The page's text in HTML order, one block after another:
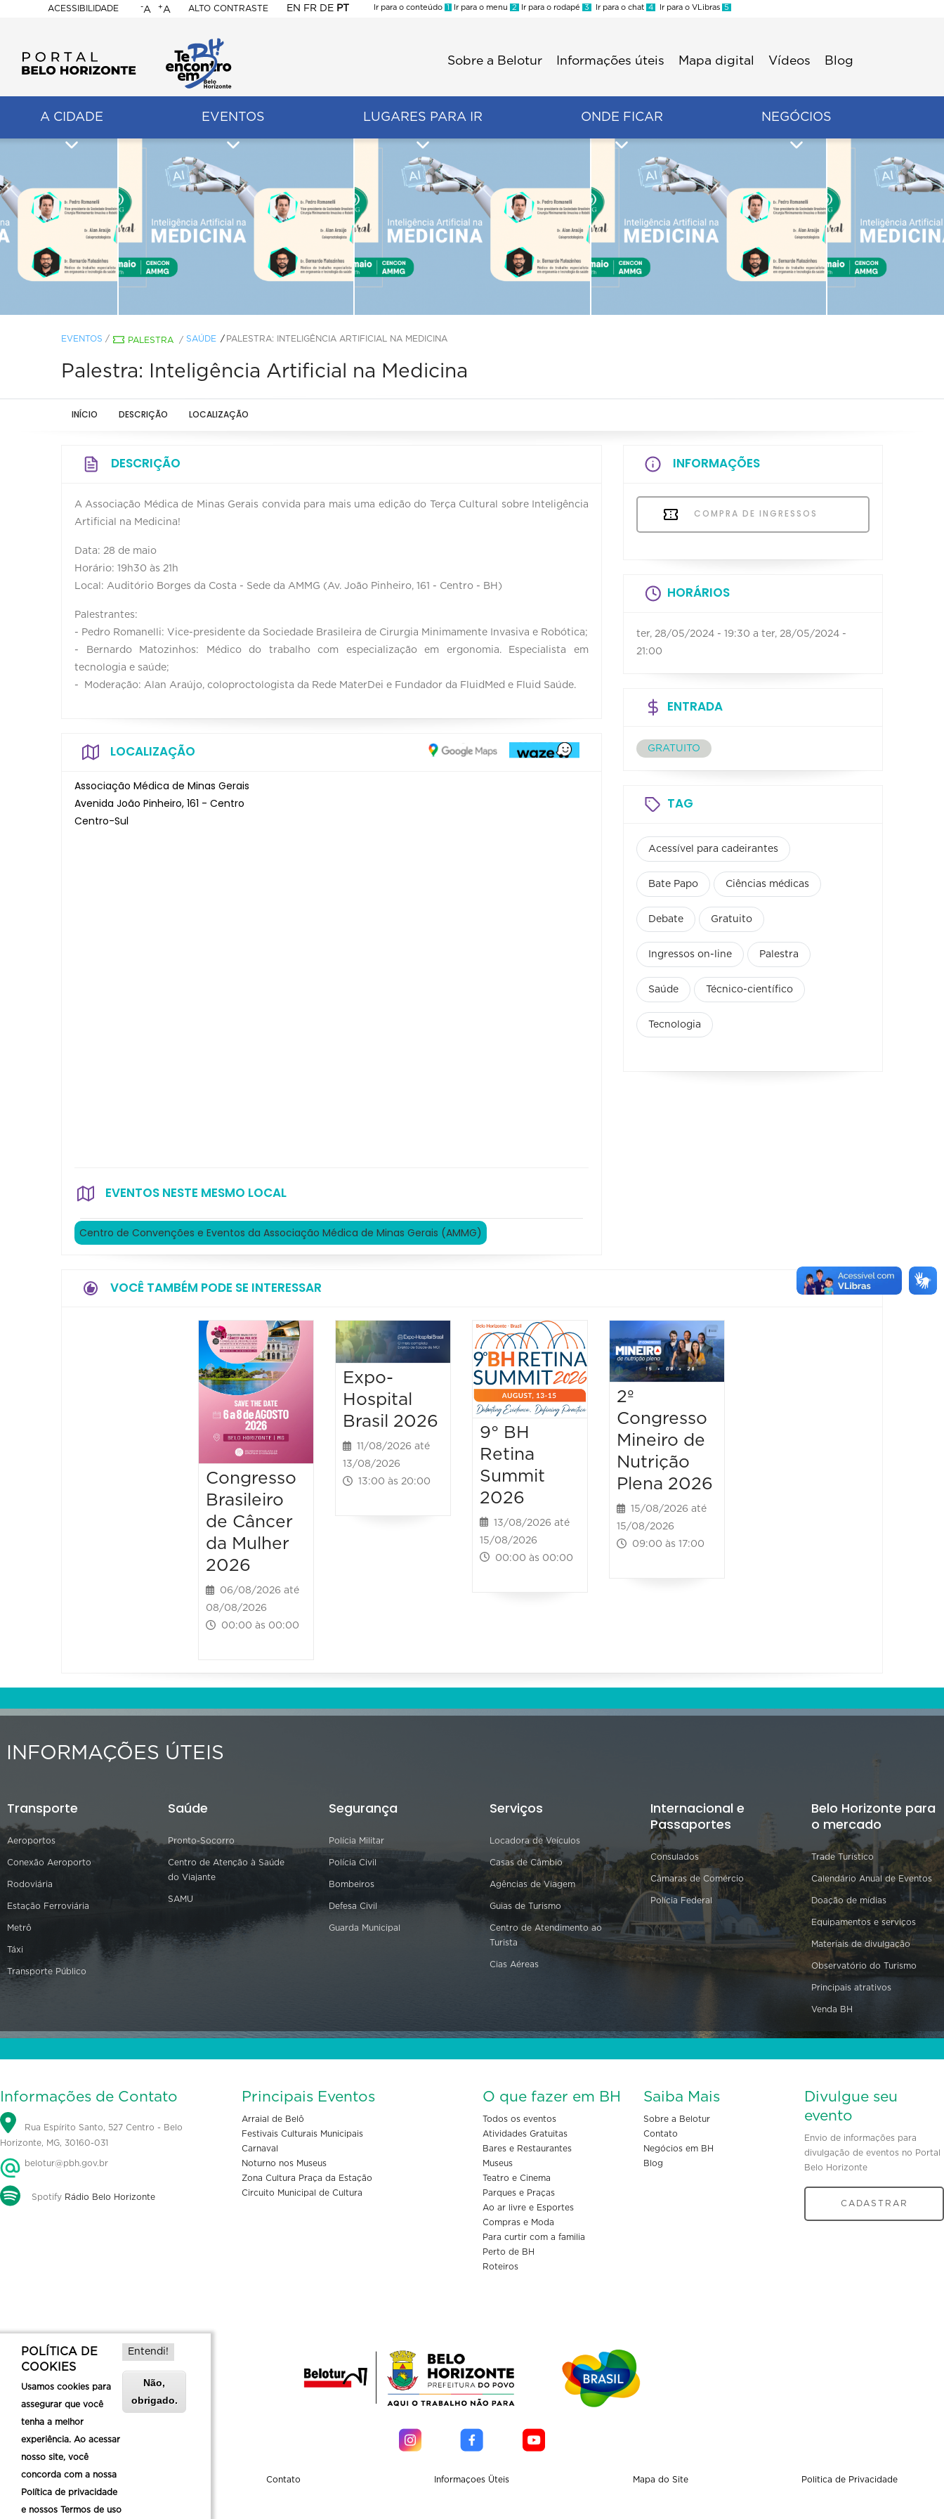
ACESSIBILIDADE
BELO
HORIZONTE
-A +A ALTO CONTRASTE EN FR DE PT
Ir para o conteúdo 1 Ir para o menu 2 Ir para o rodapé 3 Ir para o chat 4 Ir para o VLibras 5
Sobre a Belotur Informações úteis Mapa digital Vídeos Blog
A CIDADE EVENTOS LUGARES PARA IR ONDE FICAR NEGÓCIOS
EVENTOS / PALESTRA / SAÚDE PALESTRA: INTELIGÊNCIA ARTIFICIAL NA MEDICINA
Palestra: Inteligência Artificial na Medicina
INÍCIO DESCRIÇÃO LOCALIZAÇÃO
DESCRIÇÃO
A Associação Médica de Minas Gerais convida para mais uma edição do Terça Cultural sobre Inteligência
Artificial na Medicina!
Data: 28 de maio
Horário: 19h30 às 21h
Local: Auditório Borges da Costa - Sede da AMMG (Av. João Pinheiro, 161 - Centro - BH)
Palestrantes:
- Pedro Romanelli: Vice-presidente da Sociedade Brasileira de Cirurgia Minimamente Invasiva e Robótica;
- Bernardo Matozinhos: Médico do trabalho com especialização em ergonomia. Especialista em
tecnologia e saúde;
- Moderação: Alan Araújo, coloproctologista da Rede MaterDei e Fundador da FluidMed e Fluid Saúde.
LOCALIZAÇÃO
Associação Médica de Minas Gerais
Avenida João Pinheiro, 161 - Centro
Centro-Sul
EVENTOS NESTE MESMO LOCAL
Centro de Convenções e Eventos da Associação Médica de Minas Gerais (AMMG)
INFORMAÇÕES
COMPRA DE INGRESSOS
HORÁRIOS
ter, 28/05/2024 - 19:30 a ter, 28/05/2024 -
21:00
ENTRADA
GRATUITO
TAG
Acessível para cadeirantes
Bate Papo Ciências médicas
Debate Gratuito
Ingressos on-line Palestra
Saúde Técnico-científico
Tecnologia
VOCÊ TAMBÉM PODE SE INTERESSAR
Congresso
Brasileiro
de Câncer
da Mulher
2026
06/08/2026 até
08/08/2026
00:00 às 00:00
Expo-
Hospital
Brasil 2026
11/08/2026 até
13/08/2026
13:00 às 20:00
9° BH
Retina
Summit
2026
13/08/2026 até
15/08/2026
00:00 às 00:00
2º
Congresso
Mineiro de
Nutrição
Plena 2026
15/08/2026 até
15/08/2026
09:00 às 17:00
INFORMAÇÕES ÚTEIS
Transporte
Aeroportos
Conexão Aeroporto
Rodoviária
Estação Ferroviária
Metrô
Táxi
Transporte Público
Saúde
Pronto-Socorro
Centro de Atenção à Saúde
do Viajante
SAMU
Segurança
Polícia Militar
Polícia Civil
Bombeiros
Defesa Civil
Guarda Municipal
Serviços
Locadora de Veículos
Casas de Câmbio
Agências de Viagem
Guias de Turismo
Centro de Atendimento ao
Turista
Cias Aéreas
Internacional e
Passaportes
Consulados
Câmaras de Comércio
Polícia Federal
Belo Horizonte para
o mercado
Trade Turístico
Calendário Anual de Eventos
Doação de mídias
Equipamentos e serviços
Materiais de divulgação
Observatório do Turismo
Principais atrativos
Venda BH
Informações de Contato
Rua Espírito Santo, 527 Centro - Belo
Horizonte, MG, 30160-031
belotur@pbh.gov.br
Spotify Rádio Belo Horizonte
Principais Eventos
Arraial de Belô
Festivais Culturais Municipais
Carnaval
Noturno nos Museus
Zona Cultura Praça da Estação
Circuito Municipal de Cultura
O que fazer em BH
Todos os eventos
Atividades Gratuitas
Bares e Restaurantes
Museus
Teatro e Cinema
Parques e Praças
Ao ar livre e Esportes
Compras e Moda
Para curtir com a familia
Perto de BH
Roteiros
Saiba Mais
Sobre a Belotur
Contato
Negócios em BH
Blog
Divulgue seu
evento
Envio de informações para
divulgação de eventos no Portal
Belo Horizonte
CADASTRAR
Sobre a Belotur Contato Informaçoes Üteis Mapa do Site Politica de Privacidade
POLÍTICA DE
COOKIES
Usamos cookies para
assegurar que você
tenha a melhor
experiência. Ao acessar
nosso site, você
concorda com a nossa
Política de privacidade
e nossos Termos de uso
Entendi!
Não,
obrigado.